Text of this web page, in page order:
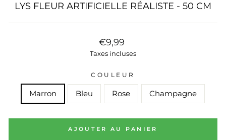
LYS FLEUR ARTIFICIELLE RÉALISTE - 50 CM
Prix
régulier
€9,99
Taxes incluses
COULEUR
Marron Bleu Rose Champagne
AJOUTER AU PANIER